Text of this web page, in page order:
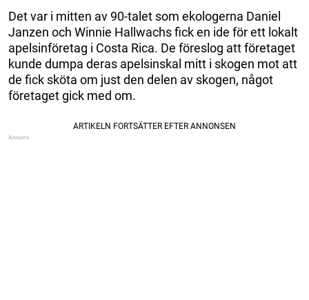
Det var i mitten av 90-talet som ekologerna Daniel
Janzen och Winnie Hallwachs fick en ide för ett lokalt
apelsinföretag i Costa Rica. De föreslog att företaget
kunde dumpa deras apelsinskal mitt i skogen mot att
de fick sköta om just den delen av skogen, något
företaget gick med om.